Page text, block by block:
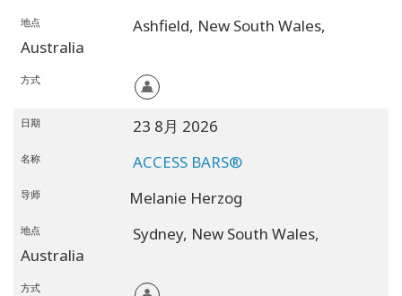
地点 Ashfield, New South Wales,
Australia
方式
日期 23 8月 2026
名称 ACCESS BARS®
导师 Melanie Herzog
地点 Sydney, New South Wales,
Australia
方式